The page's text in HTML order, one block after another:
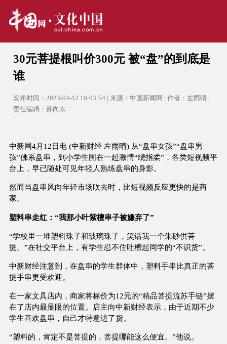
30元菩提根叫价300元 被“盘”的到底是
谁
发布时间：2023-04-12 10:03:54 | 来源：中国新闻网 | 作者：左雨晴 |
责任编辑：苏向东
中新网4月12日电 (中新财经 左雨晴) 从“盘串女孩”“盘串男
孩”佛系盘串，到小学生围在一起激情“绕指柔”，各类短视频平
台上，早已随处可见年轻人熟练盘串的身影。
然而当盘串风向年轻市场吹去时，比短视频反应更快的是商
家。
塑料串走红：“我那小叶紫檀串子被嫌弃了”
“学校里一堆塑料珠子和玻璃珠子，笑话我一个朱砂供菩
提。”在社交平台上，有学生忍不住吐槽起同学的“不识货”。
中新财经注意到，在盘串的学生群体中，塑料手串比真正的菩
提手串更受欢迎。
在一家文具店内，商家将标价为12元的“精品菩提流苏手链”摆
在了店内最显眼的位置。店主向中新财经表示，由于近期不少
学生喜欢盘串，自己才特意进了货。
“塑料的，肯定不是菩提的，菩提哪能这么便宜。”他说。